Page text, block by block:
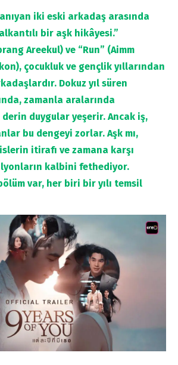
iki eski arkadaş arasında
bir aşk hikâyesi.”
Areekul) ve “Run” (Aimm
çocukluk ve gençlik yıllarından
Dokuz yıl süren
zamanla aralarında
duygular yeşerir. Ancak iş,
bu dengeyi zorlar. Aşk mı,
itirafı ve zamana karşı
kalbini fethediyor.
var, her biri bir yılı temsil